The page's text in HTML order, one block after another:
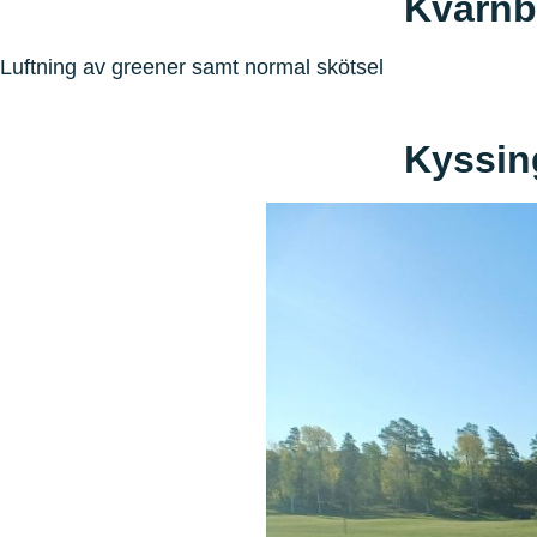
Luftning av greener samt normal skötsel